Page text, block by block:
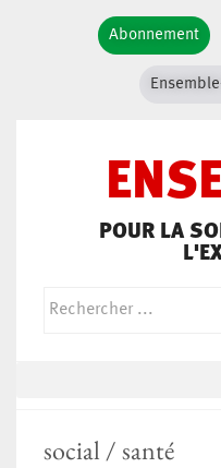
Abonnement
POUR LA
social / santé